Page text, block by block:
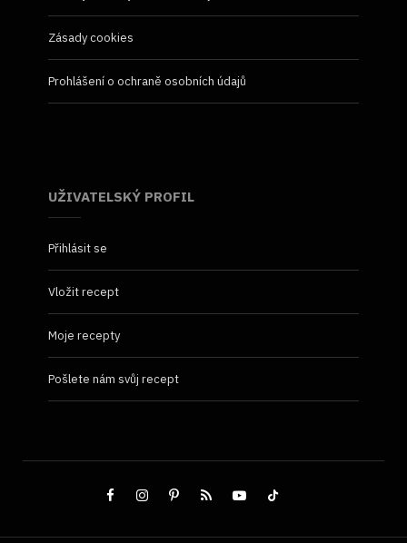
Zásady cookies
Prohlášení o ochraně osobních údajů
UŽIVATELSKÝ PROFIL
Přihlásit se
Vložit recept
Moje recepty
Pošlete nám svůj recept